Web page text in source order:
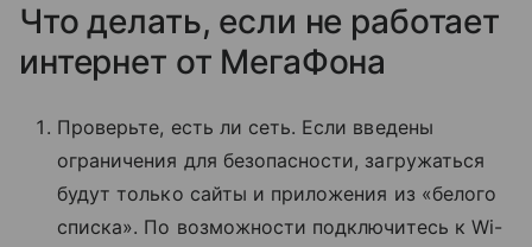
Что делать, если не работает
интернет от МегаФона
Проверьте, есть ли сеть. Если введены
ограничения для безопасности, загружаться
будут только сайты и приложения из «белого
списка». По возможности подключитесь к Wi-